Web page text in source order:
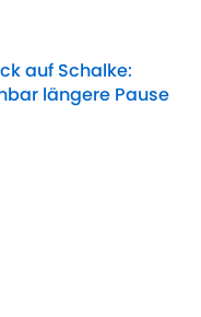
auf Schalke:
längere Pause
Date